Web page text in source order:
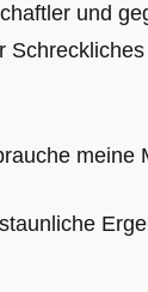
und
meine